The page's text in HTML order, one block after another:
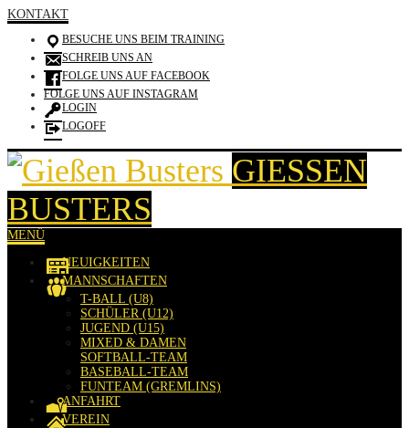
KONTAKT
BESUCHE UNS BEIM TRAINING
SCHREIB UNS AN
FOLGE UNS AUF FACEBOOK
FOLGE UNS AUF INSTAGRAM
LOGIN
LOGOFF
GIESSEN B
USTERS
MENÜ
NEUIGKEITEN
MANNSCHAFTEN
T-BALL (U8)
SCHÜLER (U12)
JUGEND (U15)
MIXED & DAMEN
SOFTBALL-TEAM
BASEBALL-TEAM
FUNTEAM (GREMLINS)
ANFAHRT
VEREIN